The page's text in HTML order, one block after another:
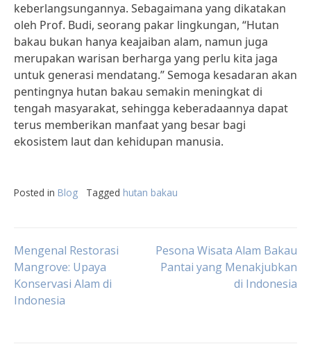
keberlangsungannya. Sebagaimana yang dikatakan
oleh Prof. Budi, seorang pakar lingkungan, “Hutan
bakau bukan hanya keajaiban alam, namun juga
merupakan warisan berharga yang perlu kita jaga
untuk generasi mendatang.” Semoga kesadaran akan
pentingnya hutan bakau semakin meningkat di
tengah masyarakat, sehingga keberadaannya dapat
terus memberikan manfaat yang besar bagi
ekosistem laut dan kehidupan manusia.
Posted in Blog Tagged hutan bakau
Post
navigation
Mengenal Restorasi
Mangrove: Upaya
Konservasi Alam di
Indonesia
Pesona Wisata Alam Bakau
Pantai yang Menakjubkan
di Indonesia